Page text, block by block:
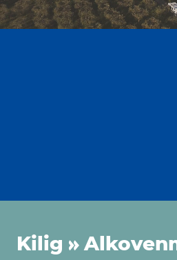
Kilig